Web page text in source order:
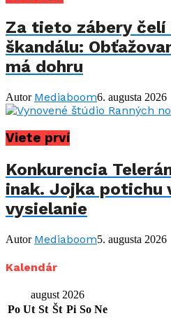
Za tieto zábery čelí
škandálu:
má dohru
Autor Mediaboom6. augusta 2026
Viete prví
Konkurencia
inak. Jojka potichu
vysielanie
Autor Mediaboom5. augusta 2026
Kalendár
august 2026
Po Ut St Št Pi So Ne